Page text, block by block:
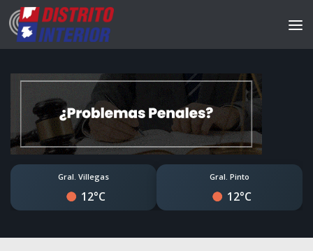
Gral. Villegas
12°C
Gral. Pinto
12°C